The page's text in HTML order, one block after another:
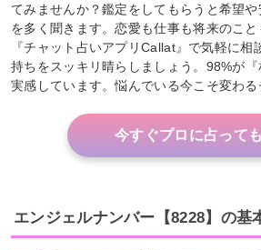
てみませんか？鑑定をしてもらうと希望
を多く聞きます。恋愛も仕事も将来のこと
『チャット占いアプリCallat』で気軽に
持ちをスッキリ晴らしましょう。98%が
実感しています。悩んでいる今こそ変わる
今すぐプロに占って
エンジェルナンバー【8228】の基